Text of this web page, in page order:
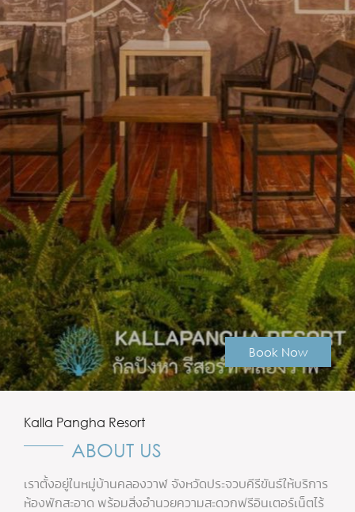
Book Now
Kalla Pangha Resort
ABOUT US
เราตั้งอยู่ในหมู่บ้านคลองวาฬ จังหวัดประจวบคีรีขันธ์ให้บริการ
ห้องพักสะอาด พร้อมสิ่งอำนวยความสะดวกฟรีอินเตอร์เน็ตไร้